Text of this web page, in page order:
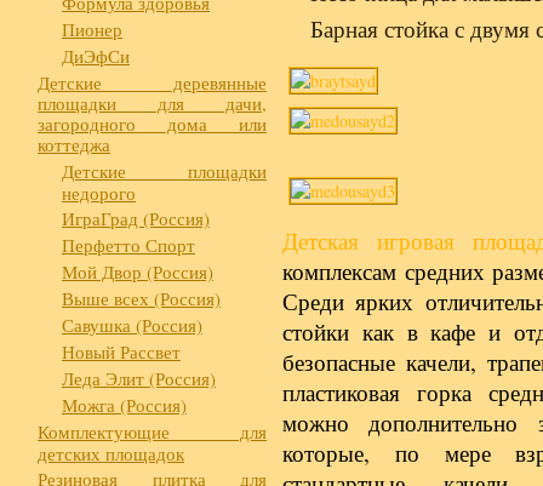
Пионер
ДиЭфСи
Детские деревянные
площадки для дачи,
загородного дома или
коттеджа
Детские площадки
недорого
ИграГрад (Россия)
Перфетто Спорт
Мой Двор (Россия)
Выше всех (Россия)
Савушка (Россия)
Новый Рассвет
Леда Элит (Россия)
Можга (Россия)
Комплектующие для
детских площадок
Резиновая плитка для
Барная стойка с двумя
Детская игровая
комплексам средних
Среди ярких
стойки как в кафе и
безопасные качели,
пластиковая горка
можно дополнительно
которые, по мере